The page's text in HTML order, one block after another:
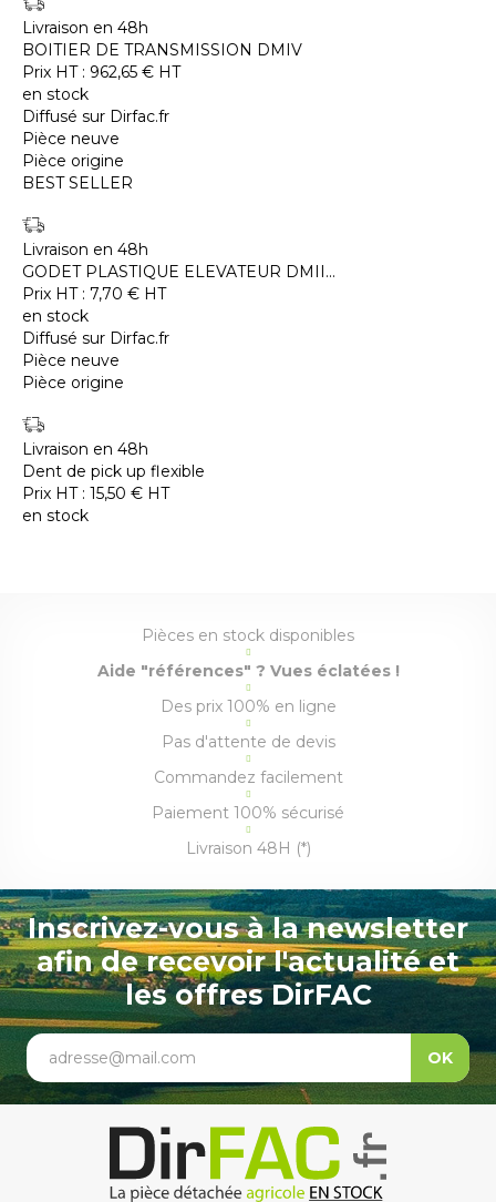
Livraison en 48h
BOITIER DE TRANSMISSION DMIV
Prix HT : 962,65 € HT
en stock
Diffusé sur Dirfac.fr
Pièce neuve
Pièce origine
BEST SELLER
Livraison en 48h
GODET PLASTIQUE ELEVATEUR DMII...
Prix HT : 7,70 € HT
en stock
Diffusé sur Dirfac.fr
Pièce neuve
Pièce origine
Livraison en 48h
Dent de pick up flexible
Prix HT : 15,50 € HT
en stock
Pièces en stock disponibles
Aide "références" ? Vues éclatées !
Des prix 100% en ligne
Pas d'attente de devis
Commandez facilement
Paiement 100% sécurisé
Livraison 48H (*)
Inscrivez-vous à la newsletter
afin de recevoir l'actualité et
les offres DirFAC
adresse@mail.com OK